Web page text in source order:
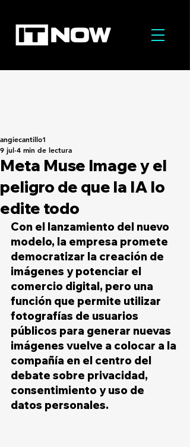
Meta Muse Image y el
peligro de que la IA lo
edite todo
angiecantillo1
9 jul 4 min de lectura
Con el lanzamiento del nuevo
modelo, la empresa promete
democratizar la creación de
imágenes y potenciar el
comercio digital, pero una
función que permite utilizar
fotografías de usuarios
públicos para generar nuevas
imágenes vuelve a colocar a la
compañía en el centro del
debate sobre privacidad,
consentimiento y uso de
datos personales.